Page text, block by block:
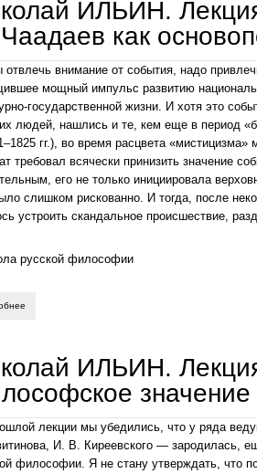
ИЛЬИН.
как
отвлечь внимание от события, надо
мощный импульс развитию
государственной жизни. И хотя это
людей, нашлись и те, кем еще в период
гг.), во время расцвета
требовал всячески принизить значение
его не только инициировала
слишком рискованно. И тогда, после
устроить скандальное происшествие,
русской философии
ИЛЬИН.
значение
лекции мы убедились, что у ряда
И. В. Киреевского — зародилась,
философии. Я не стану утверждать, что